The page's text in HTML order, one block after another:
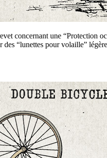
concernant une “Protection
“lunettes pour volaille”